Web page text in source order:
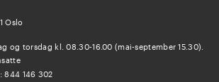
Oslo
og torsdag kl. 08.30-16.00 (mai-september 15.30).
844 146 302